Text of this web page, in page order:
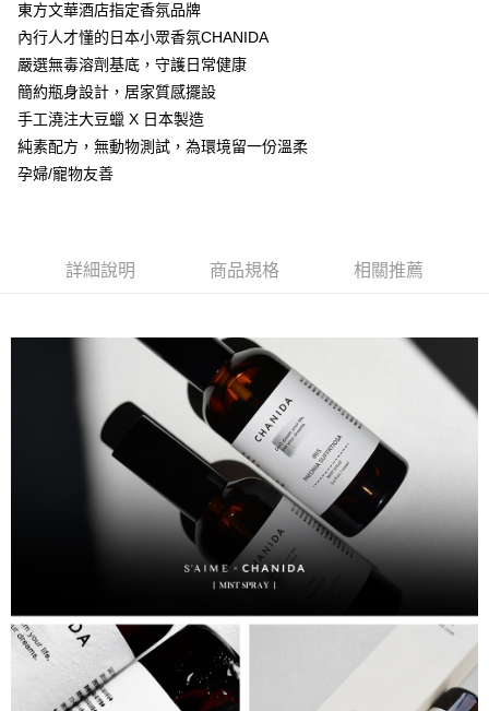
相關說明
【大哥付你分期使用說明】
1.本服務由台灣大哥大提供，台灣大哥大用戶可立即使用無須另外申請。
2.付款方式選擇「大哥付你分期」，訂單成立後會自動跳轉到大哥付的交易
流程，驗證手機門號後，選擇欲分期的期數、繳款截止日，確認付款後即完
成交易。
4.訂單成立30分鐘內，如未前往確認交易或遇審核未通過，訂單將自動取
消。如遇「轉專審核」未通過狀況，表示未達大哥付你分期系統評分，恕無
2.透過簡訊連結打開帳單後，可選擇「超商條碼／台灣大直營門市／銀行轉
1.本服務係由「台灣大哥大股份有限公司」（以下簡稱本公司）所提供，讓
用戶於交易時，得透過本服務購買商品或服務，並由商店將買賣／分期付款
買賣價金債權讓與本公司後，依約使用本公司帳單繳交帳款。
2.基於同意付款使用「大哥付你分期」之契約關係目的，商店將以您的個人
資料（包含姓名、電話或地址）提供予台灣大哥大進項蒐集、處理及利用，
由本公司與您本人進行分期帳單所需資料之確認、核對及更正。
3.完整用戶服務條款，請詳閱以下連結：https://oppay.tw/userRule
運送方式
全家取貨付款
每筆NT$80，滿NT$1,500(含以上)免運費
付款後全家取貨
每筆NT$80，滿NT$1,500(含以上)免運費
每筆NT$80，滿NT$1,500(含以上)免運費
每筆NT$80，滿NT$1,500(含以上)免運費
付款後7-11取貨
每筆NT$80，滿NT$1,500(含以上)免運費
宅配（無提供外島）
每筆NT$100，滿NT$1,500(含以上)免運費
每筆NT$100，滿NT$1,500(含以上)免運費
付款後門市自取
東方文華酒店指定香氛品牌
內行人才懂的日本小眾香氛CHANIDA
嚴選無毒溶劑基底，守護日常健康
簡約瓶身設計，居家質感擺設
手工澆注大豆蠟 X 日本製造
純素配方，無動物測試，為環境留一份溫柔
孕婦/寵物友善
詳細說明 商品規格 相關推薦